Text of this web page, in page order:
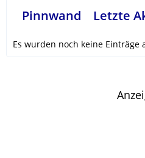
Pinnwand Letzte
Es wurden noch keine Einträge